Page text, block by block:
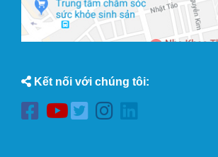
Kết nối với chúng tôi: